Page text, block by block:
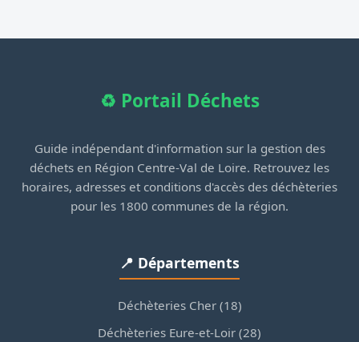
♻️ Portail Déchets
Guide indépendant d'information sur la gestion des
déchets en Région Centre-Val de Loire. Retrouvez les
horaires, adresses et conditions d'accès des déchèteries
pour les 1800 communes de la région.
📍 Départements
Déchèteries Cher (18)
Déchèteries Eure-et-Loir (28)